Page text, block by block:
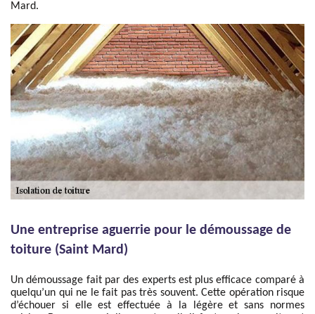
Mard.
Une entreprise aguerrie pour le démoussage de
toiture (Saint Mard)
Un démoussage fait par des experts est plus efficace comparé à
quelqu’un qui ne le fait pas très souvent. Cette opération risque
d’échouer si elle est effectuée à la légère et sans normes